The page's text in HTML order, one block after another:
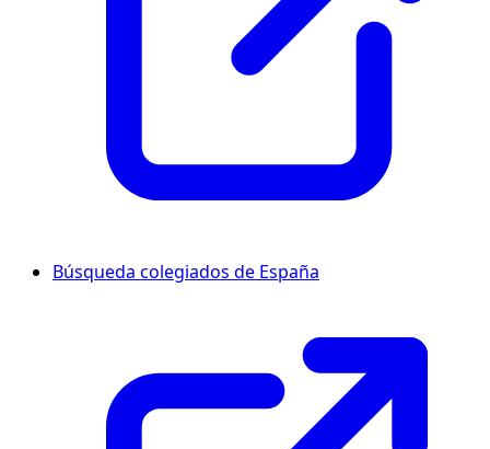
Búsqueda colegiados de España